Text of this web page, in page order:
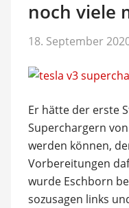
noch viele
18. September
Er hätte der erste
Superchargern
werden können,
Vorbereitungen
wurde Eschborn
sozusagen links